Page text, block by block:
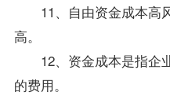
11、自由资金成本高
高。
12、资金成本是指企
的费用。